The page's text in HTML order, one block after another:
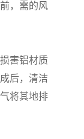
，需的风
害铝材质
后，清洁
将其地排